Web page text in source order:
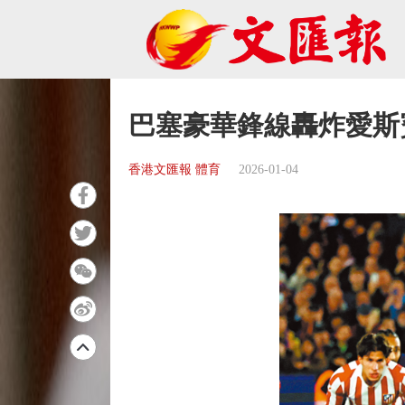
巴塞豪華鋒線轟炸愛
香港文匯報 體育 2026-01-04